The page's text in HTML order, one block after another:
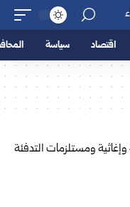
اقتصاد سياسة